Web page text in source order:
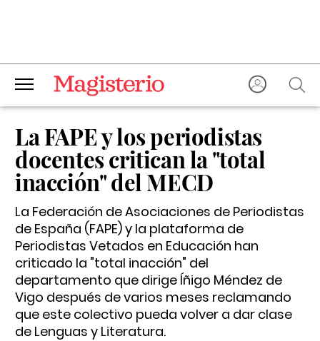
La FAPE y los periodistas
docentes critican la "total
inacción" del MECD
La Federación de Asociaciones de Periodistas
de España (FAPE) y la plataforma de
Periodistas Vetados en Educación han
criticado la "total inacción" del
departamento que dirige Íñigo Méndez de
Vigo después de varios meses reclamando
que este colectivo pueda volver a dar clase
de Lenguas y Literatura.